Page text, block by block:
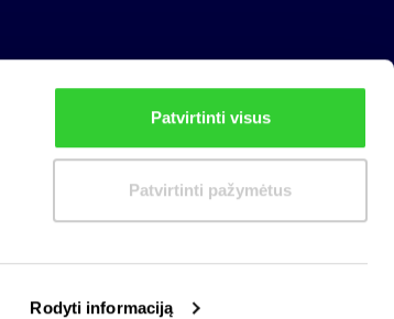
Rodyti informaciją
Patvirtinti visus
Patvirtinti pažymėtus
Privatumo politika
Slapukų politika